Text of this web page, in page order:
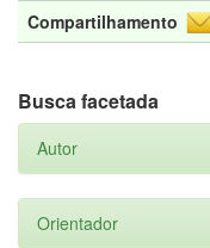
Compartilhamento
Busca facetada
Autor
Orientador